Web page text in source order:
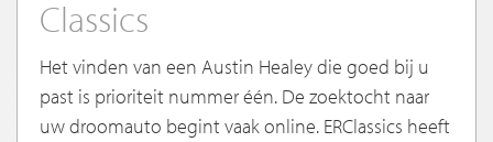
Classics
Het vinden van een Austin Healey die goed bij u
past is prioriteit nummer één. De zoektocht naar
uw droomauto begint vaak online. ERClassics heeft